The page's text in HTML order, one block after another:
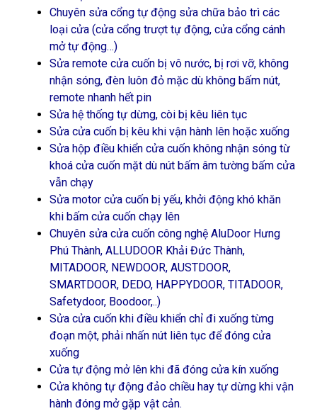
Chuyên sửa cổng tự động sửa chữa bảo trì các
loại cửa (cửa cổng trượt tự động, cửa cổng cánh
mở tự động…)
Sửa remote cửa cuốn bị vô nước, bị rơi vỡ, không
nhận sóng, đèn luôn đỏ mặc dù không bấm nút,
remote nhanh hết pin
Sửa hệ thống tự dừng, còi bị kêu liên tục
Sửa cửa cuốn bị kêu khi vận hành lên hoặc xuống
Sửa hộp điều khiển cửa cuốn không nhận sóng từ
khoá cửa cuốn mặt dù nút bấm âm tường bấm cửa
vẫn chạy
Sửa motor cửa cuốn bị yếu, khởi động khó khăn
khi bấm cửa cuốn chạy lên
Chuyên sửa cửa cuốn công nghệ AluDoor Hưng
Phú Thành, ALLUDOOR Khải Đức Thành,
MITADOOR, NEWDOOR, AUSTDOOR,
SMARTDOOR, DEDO, HAPPYDOOR, TITADOOR,
Safetydoor, Boodoor,..)
Sửa cửa cuốn khi điều khiển chỉ đi xuống từng
đoạn một, phải nhấn nút liên tục để đóng cửa
xuống
Cửa tự động mở lên khi đã đóng cửa kín xuống
Cửa không tự động đảo chiều hay tự dừng khi vận
hành đóng mở gặp vật cản.